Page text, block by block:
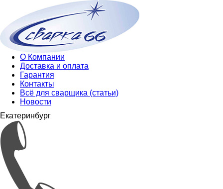
О Компании
Доставка и оплата
Гарантия
Контакты
Всё для сварщика (статьи)
Новости
Екатеринбург